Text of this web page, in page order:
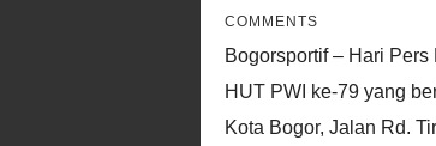
COMMENTS
Bogorsportif – Hari
HUT PWI ke-79 yang
Kota Bogor, Jalan Rd.